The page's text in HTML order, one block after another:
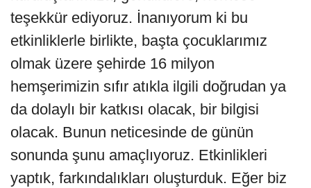
teşekkür ediyoruz. İnanıyorum ki bu
etkinliklerle birlikte, başta çocuklarımız
olmak üzere şehirde 16 milyon
hemşerimizin sıfır atıkla ilgili doğrudan ya
da dolaylı bir katkısı olacak, bir bilgisi
olacak. Bunun neticesinde de günün
sonunda şunu amaçlıyoruz. Etkinlikleri
yaptık, farkındalıkları oluşturduk. Eğer biz